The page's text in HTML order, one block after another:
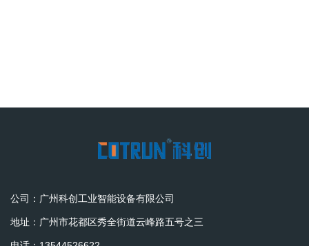
公司：广州科创工业智能设备有限公司
地址：广州市花都区秀全街道云峰路五号之三